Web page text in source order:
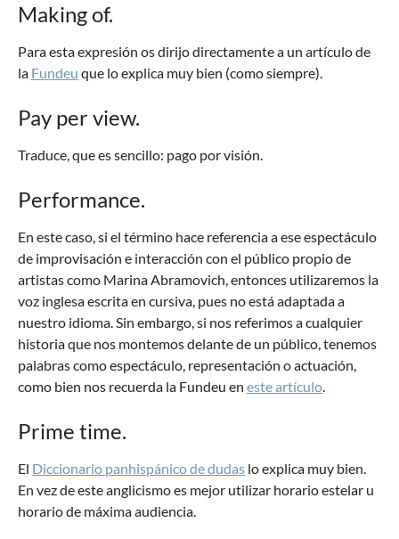
Making of.
Para esta expresión os dirijo directamente a un artículo de
la Fundeu que lo explica muy bien (como siempre).
Pay per view.
Traduce, que es sencillo: pago por visión.
Performance.
En este caso, si el término hace referencia a ese espectáculo
de improvisación e interacción con el público propio de
artistas como Marina Abramovich, entonces utilizaremos la
voz inglesa escrita en cursiva, pues no está adaptada a
nuestro idioma. Sin embargo, si nos referimos a cualquier
historia que nos montemos delante de un público, tenemos
palabras como espectáculo, representación o actuación,
como bien nos recuerda la Fundeu en este artículo.
Prime time.
El Diccionario panhispánico de dudas lo explica muy bien.
En vez de este anglicismo es mejor utilizar horario estelar u
horario de máxima audiencia.